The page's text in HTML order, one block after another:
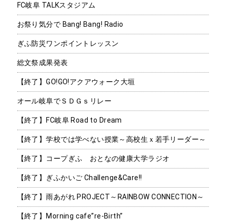
FC岐阜 TALKスタジアム
お祭り気分で Bang! Bang! Radio
ぎふ防災ワンポイントレッスン
総文祭成果発表
【終了】GO!GO!アクアウォーク大垣
オール岐阜でＳＤＧｓリレー
【終了】FC岐阜 Road to Dream
【終了】学校では学べない授業～高校生ｘ若手リーダー～
【終了】コープぎふ おとなの健康大学ラジオ
【終了】ぎふかいご Challenge&Care!!
【終了】雨あがれ PROJECT～RAINBOW CONNECTION～
【終了】Morning cafe”re-Birth”